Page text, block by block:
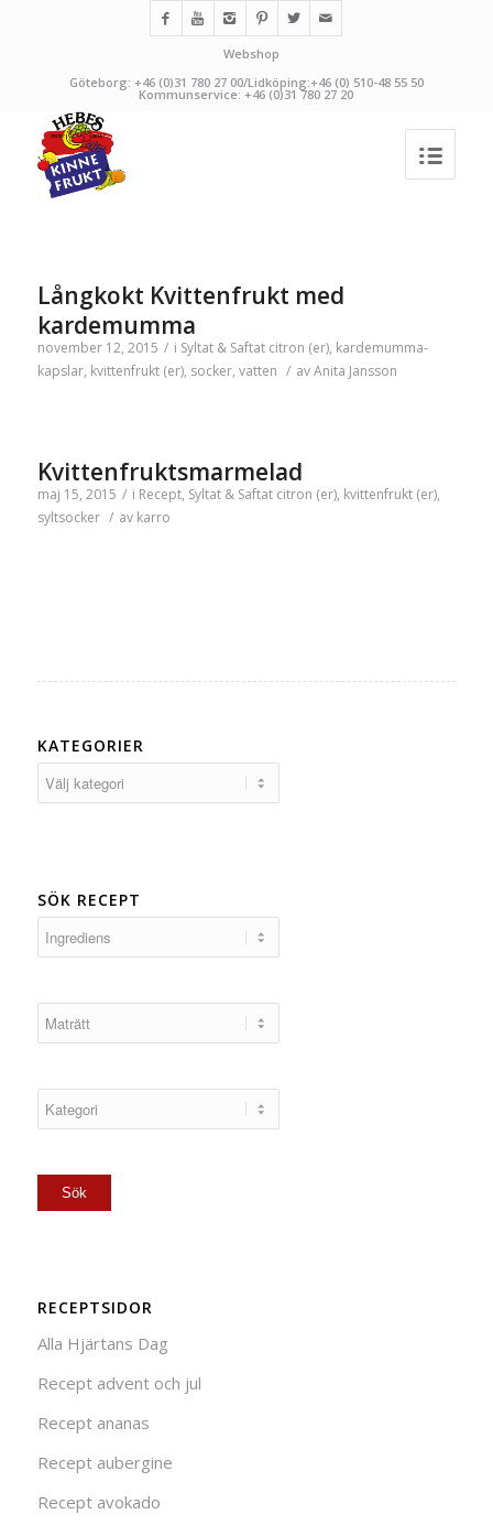
Webshop
Göteborg: +46 (0)31 780 27 00/Lidköping:+46 (0) 510-48 55 50
Kommunservice: +46 (0)31 780 27 20
Långkokt Kvittenfrukt med
kardemumma
november 12, 2015 / i Syltat & Saftat citron (er), kardemumma-
kapslar, kvittenfrukt (er), socker, vatten / avAnita Jansson
Kvittenfruktsmarmelad
maj 15, 2015 / i Recept, Syltat & Saftat citron (er), kvittenfrukt (er),
syltsocker / av karro
KATEGORIER
SÖK RECEPT
RECEPTSIDOR
Alla Hjärtans Dag
Recept advent och jul
Recept ananas
Recept aubergine
Recept avokado